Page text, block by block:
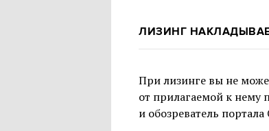
ЛИЗИНГ
При лизинге вы не
от прилагаемой к нему
и обозреватель